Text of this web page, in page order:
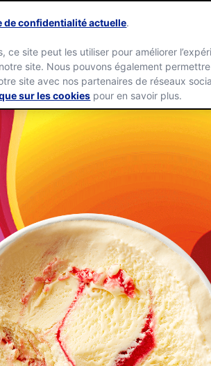
de confidentialité actuelle.
ce site peut les utiliser pour améliorer
site. Nous pouvons également
site avec nos partenaires de réseaux
sur les cookies pour en savoir plus.